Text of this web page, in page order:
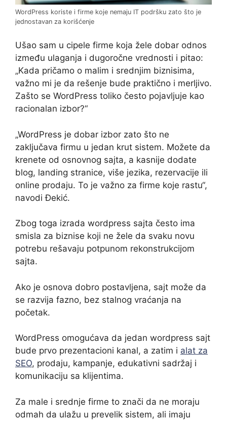
WordPress koriste i firme koje nemaju IT podršku zato što je
jednostavan za korišćenje
Ušao sam u cipele firme koja žele dobar odnos
između ulaganja i dugoročne vrednosti i pitao:
„Kada pričamo o malim i srednjim biznisima,
važno mi je da rešenje bude praktično i merljivo.
Zašto se WordPress toliko često pojavljuje kao
racionalan izbor?“
„WordPress je dobar izbor zato što ne
zaključava firmu u jedan krut sistem. Možete da
krenete od osnovnog sajta, a kasnije dodate
blog, landing stranice, više jezika, rezervacije ili
online prodaju. To je važno za firme koje rastu“,
navodi Đekić.
Zbog toga izrada wordpress sajta često ima
smisla za biznise koji ne žele da svaku novu
potrebu rešavaju potpunom rekonstrukcijom
sajta.
Ako je osnova dobro postavljena, sajt može da
se razvija fazno, bez stalnog vraćanja na
početak.
WordPress omogućava da jedan wordpress sajt
bude prvo prezentacioni kanal, a zatim i alat za
SEO, prodaju, kampanje, edukativni sadržaj i
komunikaciju sa klijentima.
Za male i srednje firme to znači da ne moraju
odmah da ulažu u prevelik sistem, ali imaju